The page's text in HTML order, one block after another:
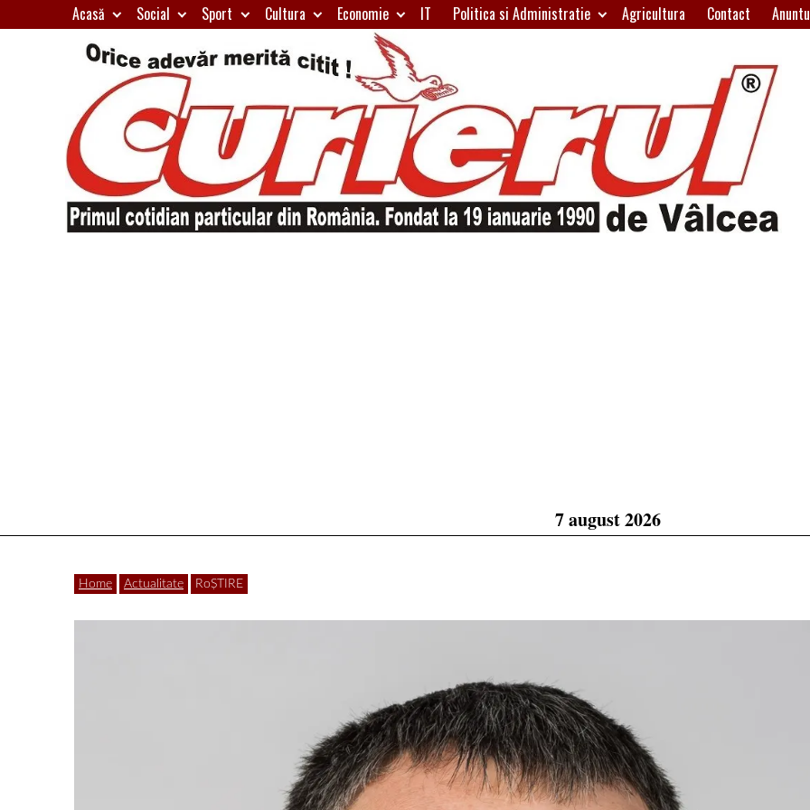
to
Acasă Social Sport Cultura Economie IT Politica si Administratie Agricultura Contact
7 august 2026
Home Actualitate RoȘTIRE